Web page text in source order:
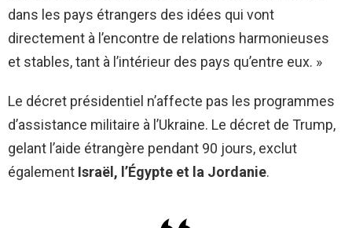
dans les pays étrangers des idées qui vont
directement à l’encontre de relations harmonieuses
et stables, tant à l’intérieur des pays qu’entre eux. »
Le décret présidentiel n’affecte pas les programmes
d’assistance militaire à l’Ukraine. Le décret de Trump,
gelant l’aide étrangère pendant 90 jours, exclut
également Israël, l’Égypte et la Jordanie.